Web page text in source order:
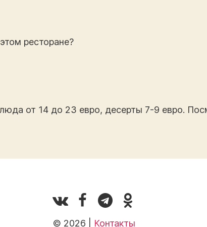
ресторане?
от 14 до 23 евро, десерты 7-9 евро.
© 2026 | Контакты